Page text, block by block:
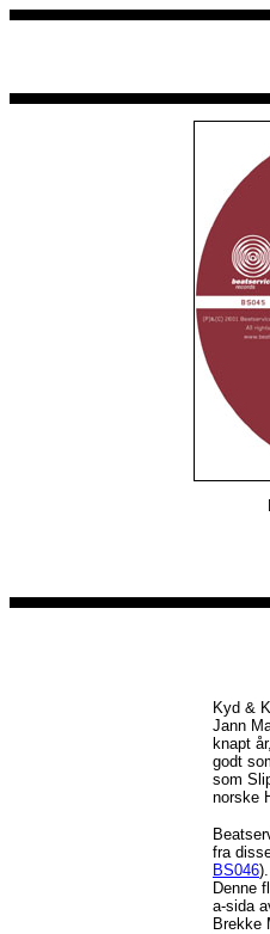
Kyd &
Jann
knapt
godt
som
norske
fra
BS046
Denne
a-sida
Brekke